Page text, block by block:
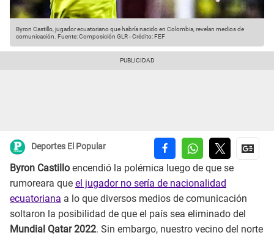
Byron Castillo, jugador ecuatoriano que habría nacido en Colombia, revelan medios de
comunicación. Fuente: Composición GLR-Crédito: FEF
Deportes El Popular
Byron Castillo encendió la polémica luego de que se
rumoreara que el jugador no sería de nacionalidad
ecuatoriana a lo que diversos medios de comunicación
soltaron la posibilidad de que el país sea eliminado del
Mundial Qatar 2022. Sin embargo, nuestro vecino del norte